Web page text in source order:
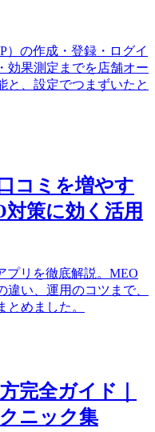
）の作成・登録・ログイ
効果測定までを店舗オー
と、設定でつまずいたと
コミを増やす
策に効く活用
プリを徹底解説。MEO
い、運用のコツまで、
めました。
完全ガイド｜
ニック集